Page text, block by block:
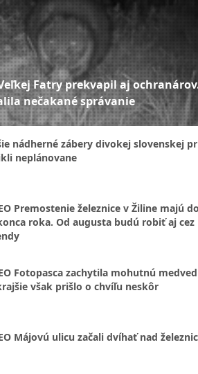
Fatry prekvapil aj
nečakané správanie
nádherné zábery divokej slovenskej
neplánovane
Premostenie železnice v Žiline majú
roka. Od augusta budú robiť aj cez
Fotopasca zachytila mohutnú
však prišlo o chvíľu neskôr
Májovú ulicu začali dvíhať nad